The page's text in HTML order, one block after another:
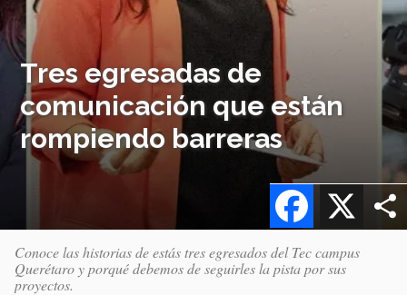
Tres egresadas de
comunicación que están
rompiendo barreras
X
Facebook
Conoce las historias de estás tres egresados del Tec campus
Querétaro y porqué debemos de seguirles la pista por sus
proyectos.